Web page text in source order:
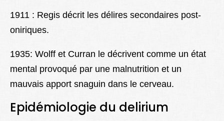
1911 : Regis décrit les délires secondaires post-
oniriques.
1935: Wolff et Curran le décrivent comme un état
mental provoqué par une malnutrition et un
mauvais apport snaguin dans le cerveau.
Epidémiologie du delirium